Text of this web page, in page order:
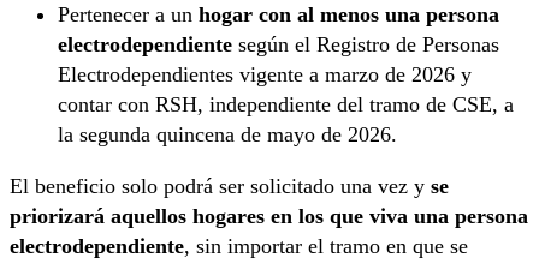
Pertenecer a un hogar con al menos una persona
electrodependiente según el Registro de Personas
Electrodependientes vigente a marzo de 2026 y
contar con RSH, independiente del tramo de CSE, a
la segunda quincena de mayo de 2026.
El beneficio solo podrá ser solicitado una vez y se
priorizará aquellos hogares en los que viva una persona
electrodependiente, sin importar el tramo en que se